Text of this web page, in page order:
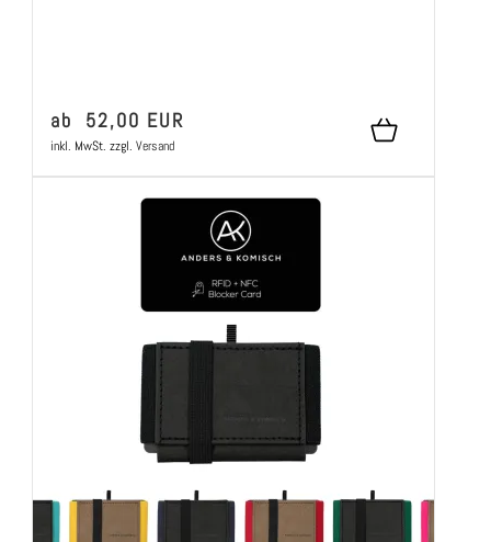
ab 52,00 EUR
inkl. MwSt. zzgl. Versand